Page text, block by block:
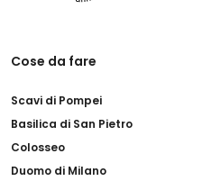
Cose da fare
Scavi di Pompei
Basilica di San Pietro
Colosseo
Duomo di Milano